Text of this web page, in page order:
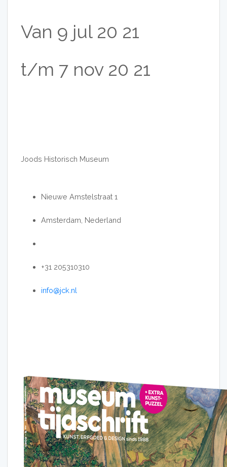
Van 9 jul 20 21
t/m 7 nov 20 21
Joods Historisch Museum
Nieuwe Amstelstraat 1
Amsterdam, Nederland
+31 205310310
info@jck.nl